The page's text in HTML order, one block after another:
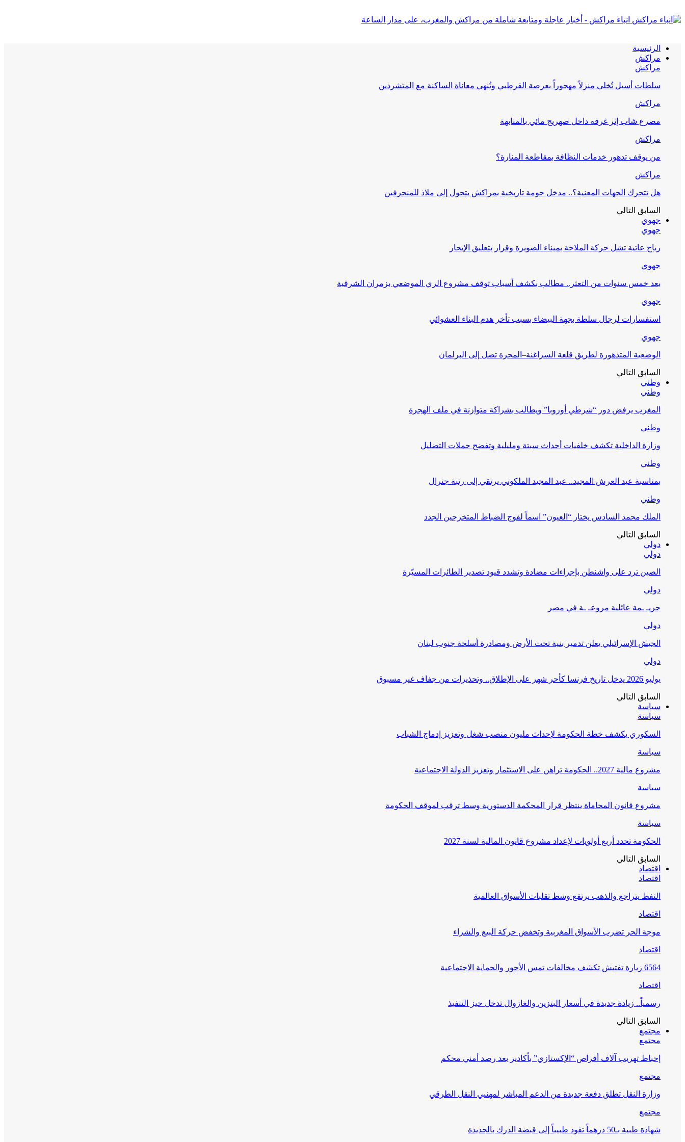
انباء مراكش - أخبار عاجلة ومتابعة شاملة من مراكش والمغرب، على مدار الساعة
الرئيسية
مراكش
مراكش
سلطات أسيل تُخلي منزلاً مهجوراً بعرصة القرطبي وتُنهي معاناة الساكنة مع المتشردين
مراكش
مصرع شاب إثر غرقه داخل صهريج مائي بالمنابهة
مراكش
من يوقف تدهور خدمات النظافة بمقاطعة المنارة؟
مراكش
هل تتحرك الجهات المعنية؟.. مدخل حومة تاريخية بمراكش يتحول إلى ملاذ للمنحرفين
السابق التالي
جهوي
جهوي
رياح عاتية تشل حركة الملاحة بميناء الصويرة وقرار بتعليق الإبحار
جهوي
بعد خمس سنوات من التعثر.. مطالب بكشف أسباب توقف مشروع الري الموضعي بزمران الشرقية
جهوي
استفسارات لرجال سلطة بجهة البيضاء بسبب تأخر هدم البناء العشوائي
جهوي
الوضعية المتدهورة لطريق قلعة السراغنة–المحرة تصل إلى البرلمان
السابق التالي
وطني
وطني
المغرب يرفض دور “شرطي أوروبا” ويطالب بشراكة متوازنة في ملف الهجرة
وطني
وزارة الداخلية تكشف خلفيات أحداث سبتة ومليلية وتفضح حملات التضليل
وطني
بمناسبة عيد العرش المجيد.. عبد المجيد الملكوني يرتقي إلى رتبة جنرال
وطني
الملك محمد السادس يختار “العيون” اسماً لفوج الضباط المتخرجين الجدد
السابق التالي
دولي
دولي
الصين ترد على واشنطن بإجراءات مضادة وتشدد قيود تصدير الطائرات المسيّرة
دولي
جريـ ـمة عائلية مروعـ ـة في مصر
دولي
الجيش الإسرائيلي يعلن تدمير بنية تحت الأرض ومصادرة أسلحة جنوب لبنان
دولي
يوليو 2026 يدخل تاريخ فرنسا كأحر شهر على الإطلاق.. وتحذيرات من جفاف غير مسبوق
السابق التالي
سياسة
سياسة
السكوري يكشف خطة الحكومة لإحداث مليون منصب شغل وتعزيز إدماج الشباب
سياسة
مشروع مالية 2027.. الحكومة تراهن على الاستثمار وتعزيز الدولة الاجتماعية
سياسة
مشروع قانون المحاماة ينتظر قرار المحكمة الدستورية وسط ترقب لموقف الحكومة
سياسة
الحكومة تحدد أربع أولويات لإعداد مشروع قانون المالية لسنة 2027
السابق التالي
اقتصاد
اقتصاد
النفط يتراجع والذهب يرتفع وسط تقلبات الأسواق العالمية
اقتصاد
موجة الحر تضرب الأسواق المغربية وتخفض حركة البيع والشراء
اقتصاد
6564 زيارة تفتيش تكشف مخالفات تمس الأجور والحماية الاجتماعية
اقتصاد
رسمياً.. زيادة جديدة في أسعار البنزين والغازوال تدخل حيز التنفيذ
السابق التالي
مجتمع
مجتمع
إحباط تهريب آلاف أقراص “الإكستازي” بأكادير بعد رصد أمني محكم
مجتمع
وزارة النقل تطلق دفعة جديدة من الدعم المباشر لمهنيي النقل الطرقي
مجتمع
شهادة طبية بـ50 درهماً تقود طبيباً إلى قبضة الدرك بالجديدة